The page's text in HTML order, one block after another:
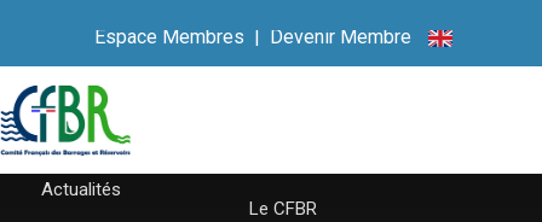
Espace Membres | Devenir Membre
Actualités
Le CFBR